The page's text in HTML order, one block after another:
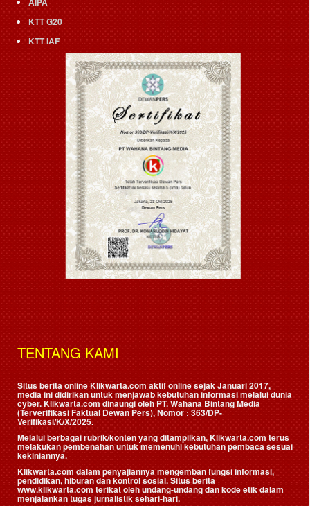
KTT G20
KTT IAF
TENTANG KAMI
Situs berita online Klikwarta.com aktif online sejak Januari 2017,
media ini didirikan untuk menjawab kebutuhan informasi melalui dunia
cyber. Klikwarta.com dinaungi oleh PT. Wahana Bintang Media
(Terverifikasi Faktual Dewan Pers), Nomor : 363/DP-
Verifikasi/K/X/2025.
Melalui berbagai rubrik/konten yang ditampilkan, Klikwarta.com terus
melakukan pembenahan untuk memenuhi kebutuhan pembaca sesuai
kekiniannya.
Klikwarta.com dalam penyajiannya mengemban fungsi informasi,
pendidikan, hiburan dan kontrol sosial. Situs berita
www.klikwarta.com terikat oleh undang-undang dan kode etik dalam
menjalankan tugas jurnalistik sehari-hari.